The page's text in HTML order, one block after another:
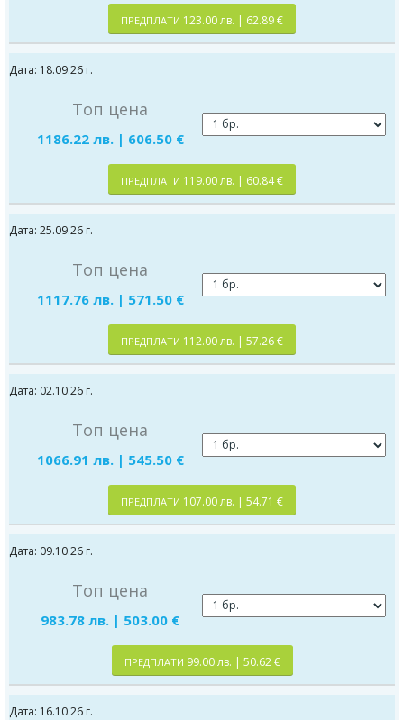
ПРЕДПЛАТИ 123.00 лв. | 62.89 €
Дата: 18.09.26 г.
Топ цена
1186.22 лв. | 606.50 €
ПРЕДПЛАТИ 119.00 лв. | 60.84 €
Дата: 25.09.26 г.
Топ цена
1117.76 лв. | 571.50 €
ПРЕДПЛАТИ 112.00 лв. | 57.26 €
Дата: 02.10.26 г.
Топ цена
1066.91 лв. | 545.50 €
ПРЕДПЛАТИ 107.00 лв. | 54.71 €
Дата: 09.10.26 г.
Топ цена
983.78 лв. | 503.00 €
ПРЕДПЛАТИ 99.00 лв. | 50.62 €
Дата: 16.10.26 г.